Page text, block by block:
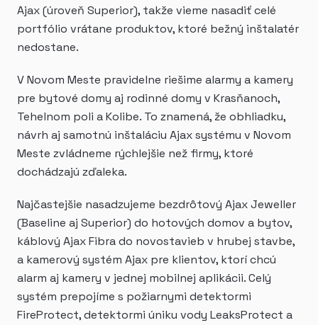
Ajax (úroveň Superior), takže vieme nasadiť celé
portfólio vrátane produktov, ktoré bežný inštalatér
nedostane.
V Novom Meste pravidelne riešime alarmy a kamery
pre bytové domy aj rodinné domy v Krasňanoch,
Tehelnom poli a Kolibe. To znamená, že obhliadku,
návrh aj samotnú inštaláciu Ajax systému v Novom
Meste zvládneme rýchlejšie než firmy, ktoré
dochádzajú zďaleka.
Najčastejšie nasadzujeme bezdrôtový Ajax Jeweller
(Baseline aj Superior) do hotových domov a bytov,
káblový Ajax Fibra do novostavieb v hrubej stavbe,
a kamerový systém Ajax pre klientov, ktorí chcú
alarm aj kamery v jednej mobilnej aplikácii. Celý
systém prepojíme s požiarnymi detektormi
FireProtect, detektormi úniku vody LeaksProtect a